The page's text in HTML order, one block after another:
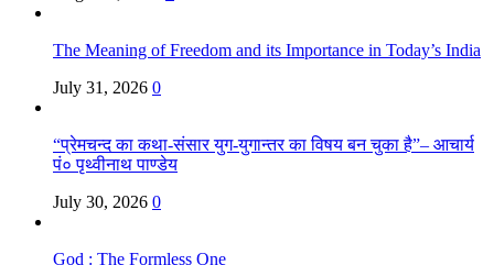
The Meaning of Freedom and its Importance in Today’s India
July 31, 2026 0
“प्रेमचन्द का कथा-संसार युग-युगान्तर का विषय बन चुका है”– आचार्य
पं० पृथ्वीनाथ पाण्डेय
July 30, 2026 0
God : The Formless One